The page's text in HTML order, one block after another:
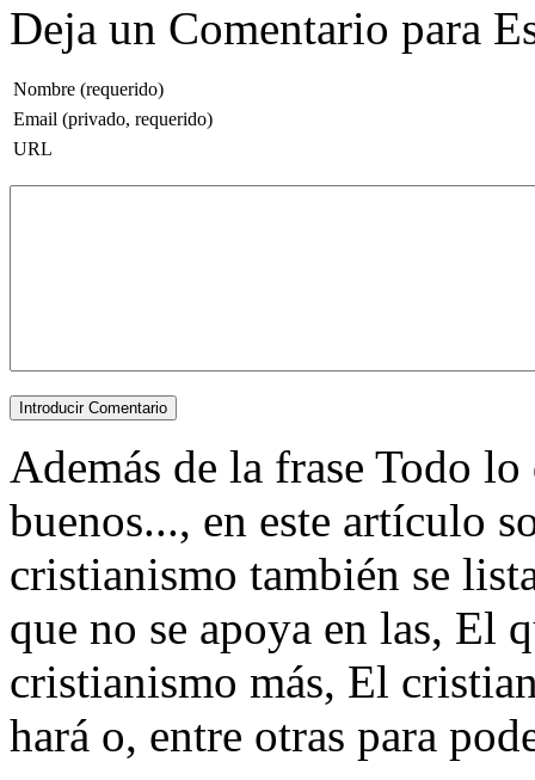
Deja un Comentario para
Nombre (requerido)
Email (privado, requerido)
URL
Además de la frase Todo
buenos..., en este artículo
cristianismo también se
que no se apoya en las, El
cristianismo más, El
hará o, entre otras para